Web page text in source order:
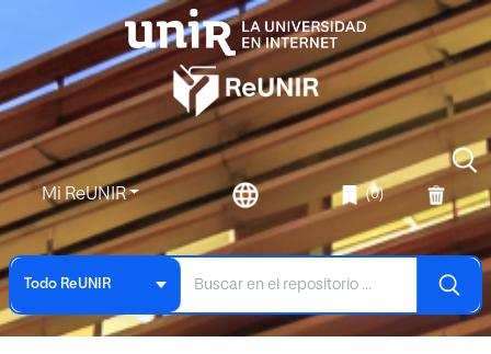
Mi ReUNIR (0)
Todo ReUNIR